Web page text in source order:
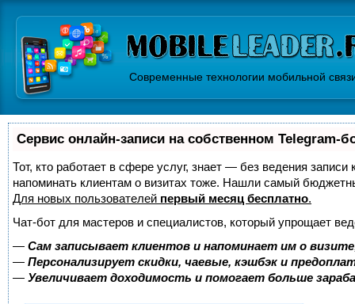
Современные технологии мобильной
Сервис онлайн-записи на собственном Telegram-
Тот, кто работает в сфере услуг, знает — без ведения
напоминать клиентам о визитах тоже. Нашли самый
Для новых пользователей первый месяц бесплатно.
Чат-бот для мастеров и специалистов, который упрощает
— Сам записывает клиентов и напоминает им о
— Персонализирует скидки, чаевые, кэшбэк и
— Увеличивает доходимость и помогает больше